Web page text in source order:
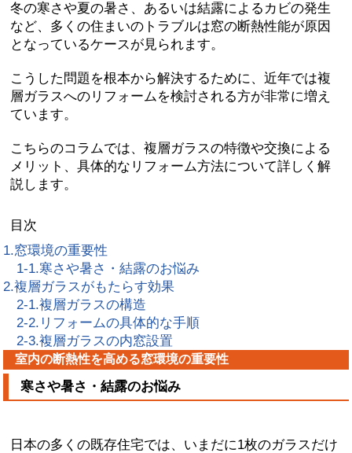
冬の寒さや夏の暑さ、あるいは結露によるカビの発生
など、多くの住まいのトラブルは窓の断熱性能が原因
となっているケースが見られます。
こうした問題を根本から解決するために、近年では複
層ガラスへのリフォームを検討される方が非常に増え
ています。
こちらのコラムでは、複層ガラスの特徴や交換による
メリット、具体的なリフォーム方法について詳しく解
説します。
目次
1.窓環境の重要性
1-1.寒さや暑さ・結露のお悩み
2.複層ガラスがもたらす効果
2-1.複層ガラスの構造
2-2.リフォームの具体的な手順
2-3.複層ガラスの内窓設置
室内の断熱性を高める窓環境の重要性
寒さや暑さ・結露のお悩み
日本の多くの既存住宅では、 いまだに1枚のガラスだけ